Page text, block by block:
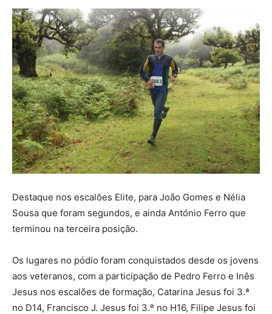
Destaque nos escalões Elite, para João Gomes e Nélia
Sousa que foram segundos, e ainda António Ferro que
terminou na terceira posição.
Os lugares no pódio foram conquistados desde os jovens
aos veteranos, com a participação de Pedro Ferro e Inês
Jesus nos escalões de formação, Catarina Jesus foi 3.ª
no D14, Francisco J. Jesus foi 3.º no H16, Filipe Jesus foi